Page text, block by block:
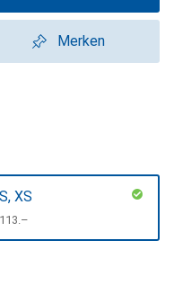
Merken
S, XS
CHF
113.–